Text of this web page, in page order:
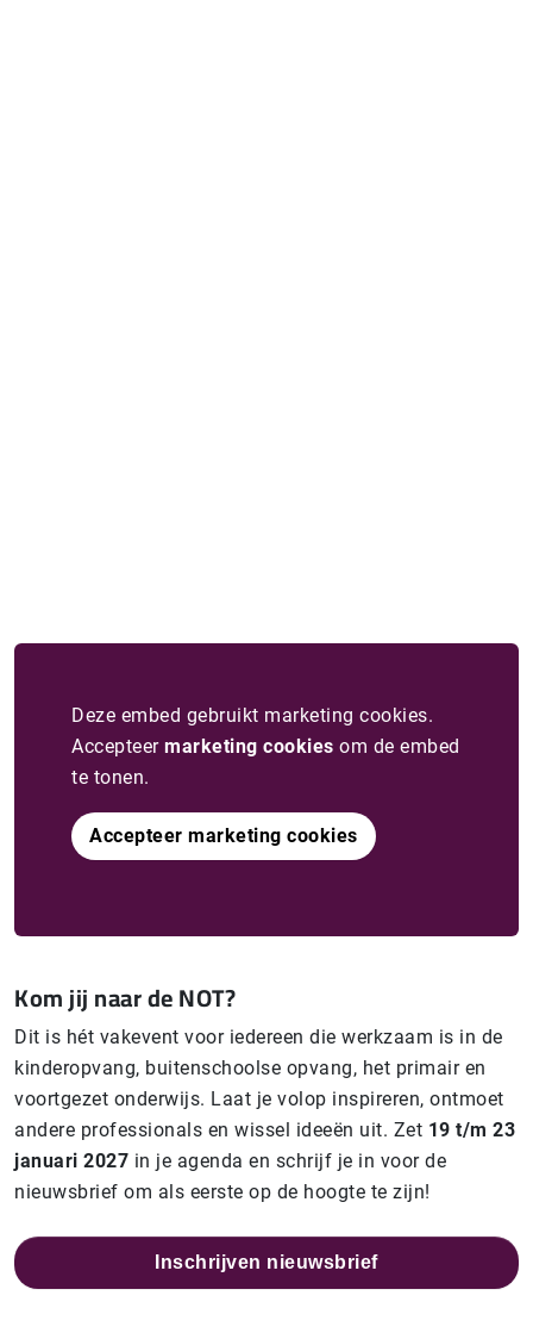
Deze embed gebruikt marketing cookies.
Accepteer marketing cookies om de embed
te tonen.
Accepteer marketing cookies
Kom jij naar de NOT?
Dit is hét vakevent voor iedereen die werkzaam is in de
kinderopvang, buitenschoolse opvang, het primair en
voortgezet onderwijs. Laat je volop inspireren, ontmoet
andere professionals en wissel ideeën uit. Zet 19 t/m 23
januari 2027 in je agenda en schrijf je in voor de
nieuwsbrief om als eerste op de hoogte te zijn!
Inschrijven nieuwsbrief